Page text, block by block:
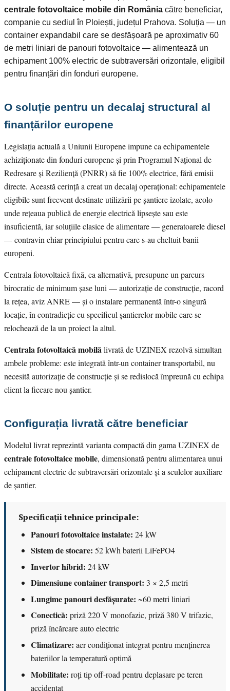
centrale fotovoltaice mobile din România către beneficiar,
companie cu sediul în Ploiești, județul Prahova. Soluția — un
container expandabil care se desfășoară pe aproximativ 60
de metri liniari de panouri fotovoltaice — alimentează un
echipament 100% electric de subtraversări orizontale, eligibil
pentru finanțări din fonduri europene.
O soluție pentru un decalaj structural al
finanțărilor europene
Legislația actuală a Uniunii Europene impune ca echipamentele
achiziționate din fonduri europene și prin Programul Național de
Redresare și Reziliență (PNRR) să fie 100% electrice, fără emisii
directe. Această cerință a creat un decalaj operațional: echipamentele
eligibile sunt frecvent destinate utilizării pe șantiere izolate, acolo
unde rețeaua publică de energie electrică lipsește sau este
insuficientă, iar soluțiile clasice de alimentare — generatoarele diesel
— contravin chiar principiului pentru care s-au cheltuit banii
europeni.
Centrala fotovoltaică fixă, ca alternativă, presupune un parcurs
birocratic de minimum șase luni — autorizație de construcție, racord
la rețea, aviz ANRE — și o instalare permanentă într-o singură
locație, în contradicție cu specificul șantierelor mobile care se
relochează de la un proiect la altul.
Centrala fotovoltaică mobilălivrată de UZINEX rezolvă simultan
ambele probleme: este integrată într-un container transportabil, nu
necesită autorizație de construcție și se redislocă împreună cu echipa
client la fiecare nou șantier.
Configurația livrată către beneficiar
Modelul livrat reprezintă varianta compactă din gama UZINEX de
centrale fotovoltaice mobile, dimensionată pentru alimentarea unui
echipament electric de subtraversări orizontale și a sculelor auxiliare
de șantier.
Specificații tehnice principale:
Panouri fotovoltaice instalate: 24 kW
Sistem de stocare: 52 kWh baterii LiFePO4
Invertor hibrid: 24 kW
Dimensiune container transport: 3 × 2,5 metri
Lungime panouri desfășurate: ~60 metri liniari
Conectică: priză 220 V monofazic, priză 380 V trifazic,
priză încărcare auto electric
Climatizare: aer condiționat integrat pentru menținerea
bateriilor la temperatură optimă
Mobilitate: roți tip off-road pentru deplasare pe teren
accidentat